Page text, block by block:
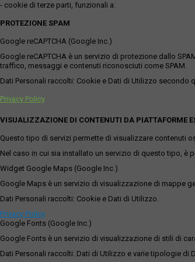
- cookie di terze parti, funzionali a:
PROTEZIONE SPAM
Google reCAPTCHA (Google Inc.)
Google reCAPTCHA è un servizio di protezione dallo
traffico, messaggi e contenuti riconosciuti come SPAM.
Dati Personali raccolti: Cookie e Dati di Utilizzo
Privacy Policy
VISUALIZZAZIONE DI CONTENUTI DA PIATTAFORME
Questo tipo di servizi permette di visualizzare contenuti
Nel caso in cui sia installato un servizio di questo tipo, è
Widget Google Maps (Google Inc.)
Google Maps è un servizio di visualizzazione di mappe
Dati Personali raccolti: Cookie e Dati di Utilizzo.
Privacy Policy
Google Fonts (Google Inc.)
Google Fonts è un servizio di visualizzazione di stili di
Dati Personali raccolti: Dati di Utilizzo e varie tipologie